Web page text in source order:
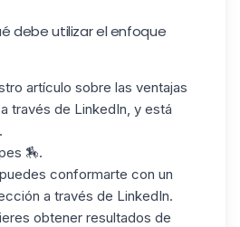
debe utilizar el enfoque
artículo sobre las ventajas
través de LinkedIn, y está
🏇.
conformarte con un
a través de LinkedIn.
obtener resultados de